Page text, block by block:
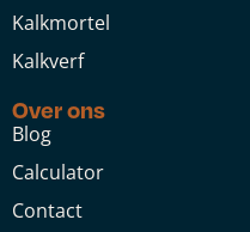
Kalkmortel
Kalkverf
Over ons
Blog
Calculator
Contact